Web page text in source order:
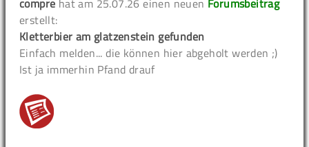
erstellt:
Kletterbier am glatzenstein gefunden
Einfach melden... die können hier abgeholt werden ;)
Ist ja immerhin Pfand drauf